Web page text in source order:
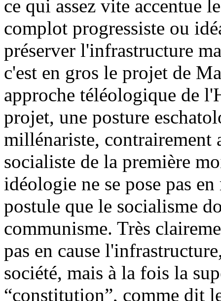
ce qui assez vite accentue
complot progressiste ou
préserver l'infrastructure
c'est en gros le projet de
approche téléologique de
projet, une posture
millénariste,
socialiste de la première
idéologie ne se pose pas
postule que le socialisme
communisme. Très
pas en cause
société, mais à la fois la
“constitution”, comme dit